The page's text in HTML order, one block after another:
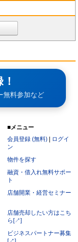
無料参加など
■メニュー
会員登録 (無料)
ログイ
ン
物件を探す
融資・借入れ無料サポー
ト
店舗開業・経営セミナー
店舗売却したい方はこち
ら[↗]
ビジネスパートナー募集